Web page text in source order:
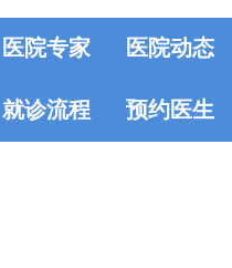
医院专家 医院动态
就诊流程 预约医生